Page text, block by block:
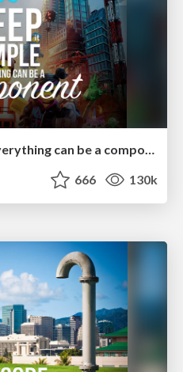
ReactJS: Keep Simple. Everything can be a component!
666 130k